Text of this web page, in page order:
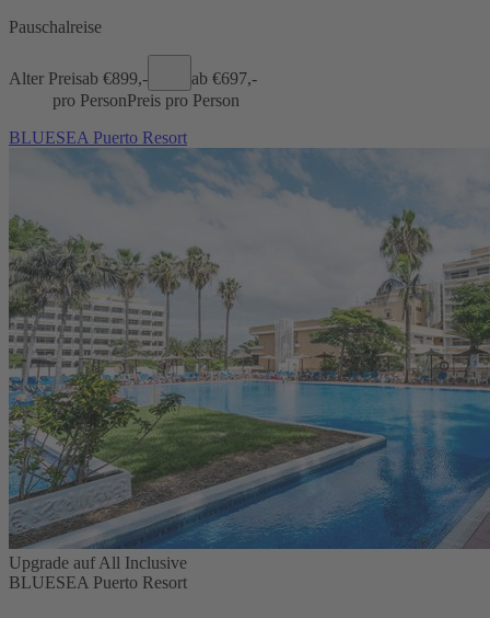
Pauschalreise
Alter Preisab €899,- ab €697,-
pro PersonPreis pro Person
BLUESEA Puerto Resort
Upgrade auf All Inclusive
BLUESEA Puerto Resort